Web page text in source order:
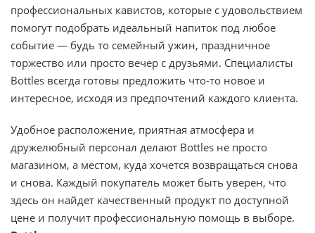
профессиональных кавистов, которые с удовольствием
помогут подобрать идеальный напиток под любое
событие — будь то семейный ужин, праздничное
торжество или просто вечер с друзьями. Специалисты
Bottles всегда готовы предложить что-то новое и
интересное, исходя из предпочтений каждого клиента.
Удобное расположение, приятная атмосфера и
дружелюбный персонал делают Bottles не просто
магазином, а местом, куда хочется возвращаться снова
и снова. Каждый покупатель может быть уверен, что
здесь он найдет качественный продукт по доступной
цене и получит профессиональную помощь в выборе.